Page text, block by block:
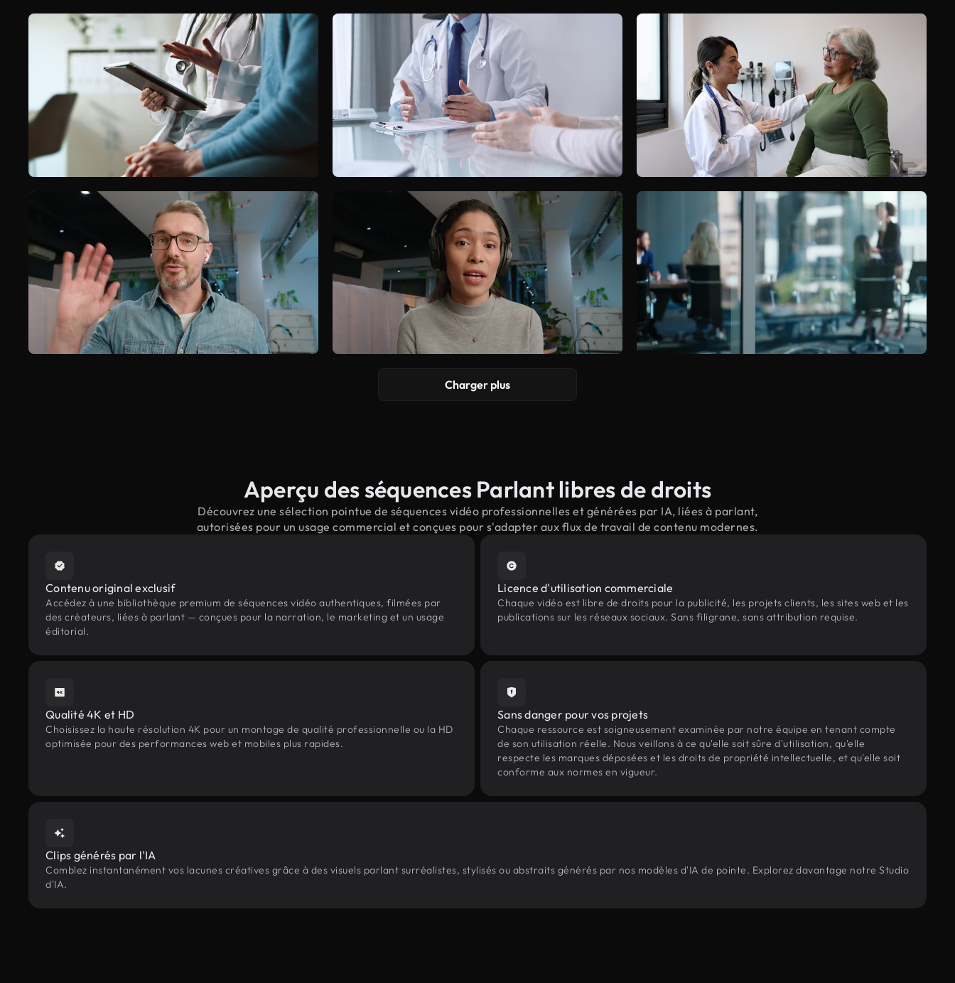
Charger plus
Aperçu des séquences Parlant libres de droits
Découvrez une sélection pointue de séquences vidéo professionnelles et générées par IA, liées à parlant,
autorisées pour un usage commercial et conçues pour s'adapter aux flux de travail de contenu modernes.
Contenu original exclusif
Accédez à une bibliothèque premium de séquences vidéo authentiques, filmées par
des créateurs, liées à parlant — conçues pour la narration, le marketing et un usage
éditorial.
Licence d'utilisation commerciale
Chaque vidéo est libre de droits pour la publicité, les projets clients, les sites web et les
publications sur les réseaux sociaux. Sans filigrane, sans attribution requise.
Qualité 4K et HD
Choisissez la haute résolution 4K pour un montage de qualité professionnelle ou la HD
optimisée pour des performances web et mobiles plus rapides.
Sans danger pour vos projets
Chaque ressource est soigneusement examinée par notre équipe en tenant compte
de son utilisation réelle. Nous veillons à ce qu'elle soit sûre d'utilisation, qu'elle
respecte les marques déposées et les droits de propriété intellectuelle, et qu'elle soit
conforme aux normes en vigueur.
Clips générés par l'IA
Comblez instantanément vos lacunes créatives grâce à des visuels parlant surréalistes, stylisés ou abstraits générés par nos modèles d'IA de pointe. Explorez davantage notre Studio
d'IA.